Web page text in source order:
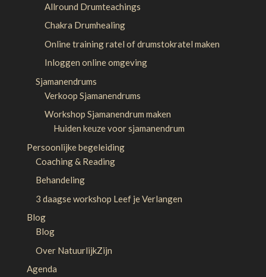
Allround Drumteachings
Chakra Drumhealing
Online training ratel of drumstokratel maken
Inloggen online omgeving
Sjamanendrums
Verkoop Sjamanendrums
Workshop Sjamanendrum maken
Huiden keuze voor sjamanendrum
Persoonlijke begeleiding
Coaching & Reading
Behandeling
3 daagse workshop Leef je Verlangen
Blog
Blog
Over NatuurlijkZijn
Agenda